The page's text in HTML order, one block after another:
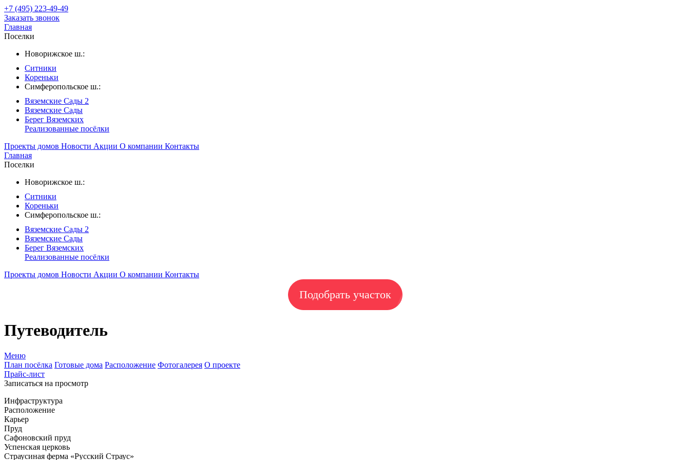
+7 (495) 223-49-49
Заказать звонок
Главная
Поселки
Новорижское ш.:
Ситники
Кореньки
Симферопольское ш.:
Вяземские Сады 2
Вяземские Сады
Берег Вяземскиx
Реализованные посёлки
Проекты домов Новости Акции О компании Контакты
Главная
Поселки
Новорижское ш.:
Ситники
Кореньки
Симферопольское ш.:
Вяземские Сады 2
Вяземские Сады
Берег Вяземскиx
Реализованные посёлки
Проекты домов Новости Акции О компании Контакты
Подобрать участок
Путеводитель
Меню
План посёлка Готовые дома Расположение Фотогалерея О проекте
Прайс-лист
Записаться на просмотр
Инфраструктура
Расположение
Карьер
Пруд
Сафоновский пруд
Успенская церковь
Страусиная ферма «Русский Страус»